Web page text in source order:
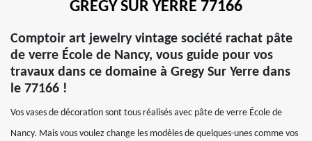
GREGY SUR YERRE 77166
Comptoir art jewelry vintage société rachat pâte
de verre École de Nancy, vous guide pour vos
travaux dans ce domaine à Gregy Sur Yerre dans
le 77166 !
Vos vases de décoration sont tous réalisés avec pâte de verre École de
Nancy. Mais vous voulez change les modèles de quelques-unes comme vos